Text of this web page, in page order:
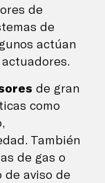
de
de
actúan
de gran
como
También
de gas o
aviso de